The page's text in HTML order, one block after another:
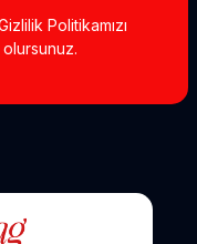
Politikamızı